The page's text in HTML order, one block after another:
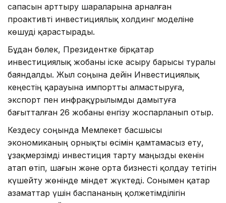
сапасын арттыру шараларына арналған
проактивті инвестициялық холдинг моделіне
көшуді қарастырады.
Бұдан бөлек, Президентке бірқатар
инвестициялық жобаны іске асыру барысы туралы
баяндалды. Жыл соңына дейін Инвестициялық
кеңестің қарауына импортты алмастыруға,
экспорт пен инфрақұрылымды дамытуға
бағытталған 26 жобаны енгізу жоспарланып отыр.
Кездесу соңында Мемлекет басшысы
экономиканың орнықты өсімін қамтамасыз ету,
ұзақмерзімді инвестиция тарту маңызды екенін
атап өтіп, шағын және орта бизнесті қолдау тетігін
күшейту жөнінде міндет жүктеді. Сонымен қатар
азаматтар үшін баспананың қолжетімділігін